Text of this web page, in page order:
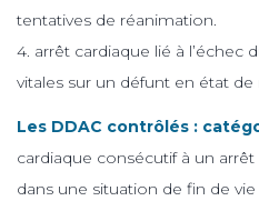
tentatives de réanimation.
4. arrêt cardiaque lié à l’échec
vitales sur un défunt en état
Les DDAC contrôlés :
cardiaque consécutif à un
dans une situation de fin de